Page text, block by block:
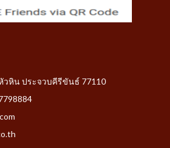
วหิน ประจวบคีรีขันธ์ 77110